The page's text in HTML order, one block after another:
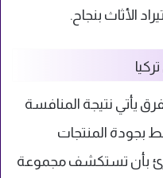
الأثاث بنجاح.
يأتي نتيجة المنافسة
بجودة المنتجات
بأن تستكشف مجموعة